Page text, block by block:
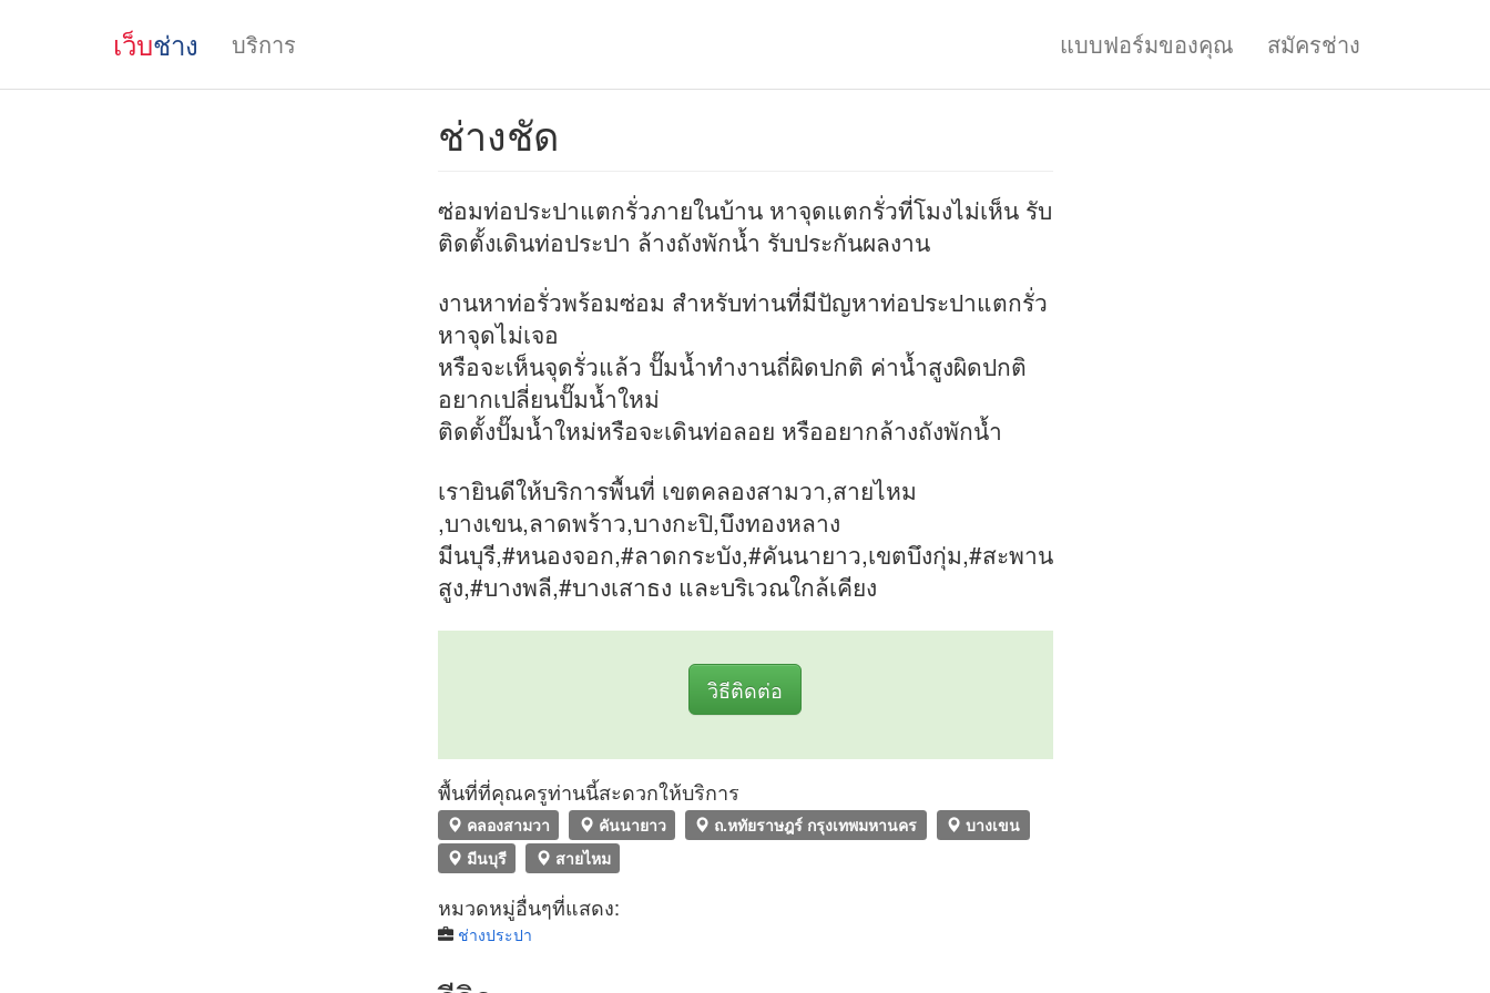
เว็บช่าง บริการ แบบฟอร์มของคุณ สมัครช่าง
ช่างชัด
ซ่อมท่อประปาแตกรั่วภายในบ้าน หาจุดแตกรั่วที่โมงไม่เห็น รับ
ติดตั้งเดินท่อประปา ล้างถังพักน้ำ รับประกันผลงาน
งานหาท่อรั่วพร้อมซ่อม สำหรับท่านที่มีปัญหาท่อประปาแตกรั่ว
หาจุดไม่เจอ
หรือจะเห็นจุดรั่วแล้ว ปั๊มน้ำทำงานถี่ผิดปกติ ค่าน้ำสูงผิดปกติ
อยากเปลี่ยนปั๊มน้ำใหม่
ติดตั้งปั๊มน้ำใหม่หรือจะเดินท่อลอย หรืออยากล้างถังพักน้ำ
เรายินดีให้บริการพื้นที่ เขตคลองสามวา,สายไหม
,บางเขน,ลาดพร้าว,บางกะปิ,บึงทองหลาง
มีนบุรี,#หนองจอก,#ลาดกระบัง,#คันนายาว,เขตบึงกุ่ม,#สะพาน
สูง,#บางพลี,#บางเสาธง และบริเวณใกล้เคียง
วิธีติดต่อ
พื้นที่ที่คุณครูท่านนี้สะดวกให้บริการ
คลองสามวา คันนายาว ถ.หทัยราษฎร์ กรุงเทพมหานคร
บางเขน
มีนบุรี
สายไหม
หมวดหมู่อื่นๆที่แสดง:
ช่างประปา